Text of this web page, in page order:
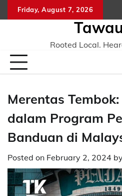
to
Friday, August 7, 2026
Rooted Local.
Merentas
dalam Program
Banduan di
Posted on February 2, 2024